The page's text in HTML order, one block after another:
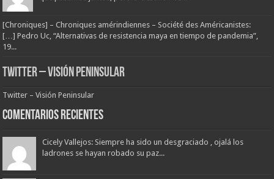
[Chroniques] – Chroniques amérindiennes – Société des Américanistes:
[…] Pedro Uc, “Alternativas de resistencia maya en tiempo de pandemia”,
19...
Twitter – Visión Peninsular
Twitter – Visión Peninsular
Comentarios Recientes
Cicely Vallejos: Siempre ha sido un desgraciado , ojalá los
ladrones se hayan robado su paz...